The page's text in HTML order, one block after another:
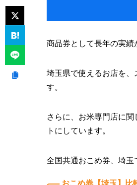
商品券として長年の実績
埼玉県で使えるお店を、
す。
さらに、お米専門店に
トにしています。
全国共通おこめ券、埼玉